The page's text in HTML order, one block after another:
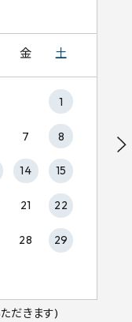
金 土
1
7 8
14 15
21 22
28 29
だきます)